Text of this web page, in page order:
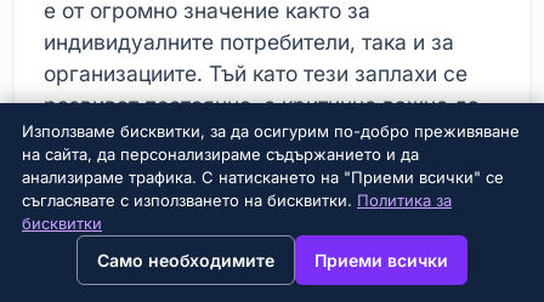
View this page in English?
е от огромно значение както за
индивидуалните потребители, така и за
организациите. Тъй като тези заплахи се
развиват постоянно, е критично важно да
се предприемат актуални и ефективни
мерки. Ефективната стратегия за сигурност
не само се фокусира върху
съществуващите заплахи, но и осигурява
готовност за нови атаки, които биха могли
Използваме бисквитки, за да осигурим по-добро преживяване
на сайта, да персонализираме съдържанието и да
анализираме трафика. С натискането на "Приеми всички" се
съгласявате с използването на бисквитки. Политика за
бисквитки
Само необходимите Приеми всички